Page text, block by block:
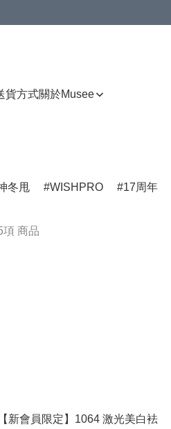
貨方式關於Musee
冬甩 WISHPRO 17周年
項 商品
【新會員限定】1064 激光美白袪